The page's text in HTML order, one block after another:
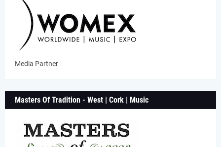
Media Partner
Masters Of Tradition - West | Cork | Music